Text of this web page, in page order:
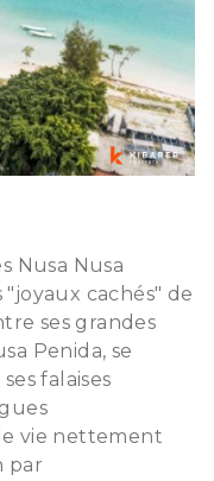
Nusa Nusa
cachés" de
ses grandes
Penida, se
falaises
vie nettement
par